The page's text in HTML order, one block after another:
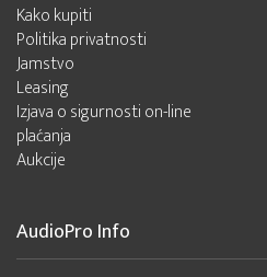
Kako kupiti
Politika privatnosti
Jamstvo
Leasing
Izjava o sigurnosti on-line
plaćanja
Aukcije
AudioPro Info